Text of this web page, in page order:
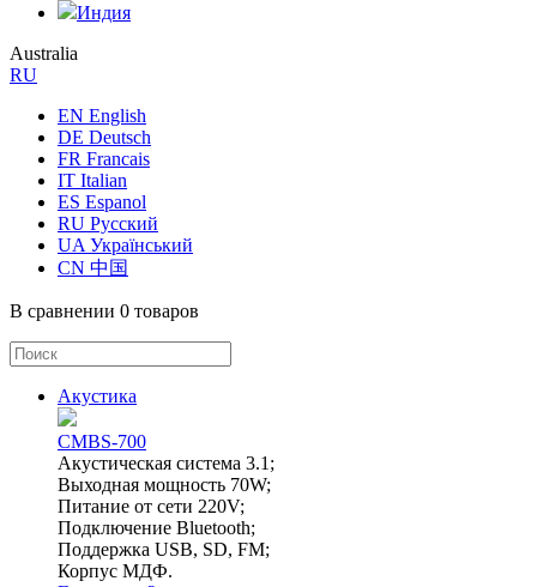
Индия
Australia
RU
EN English
DE Deutsch
FR Francais
IT Italian
ES Espanol
RU Русский
UA Український
CN 中国
В сравнении 0 товаров
Акустика
CMBS-700
Акустическая система 3.1;
Выходная мощность 70W;
Питание от сети 220V;
Подключение Bluetooth;
Поддержка USB, SD, FM;
Корпус МДФ.